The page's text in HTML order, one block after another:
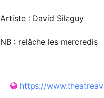
Artiste : David Silaguy
NB : relâche les mercredis
https://